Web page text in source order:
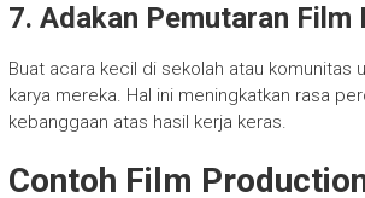
7. Adakan Pemutaran Film
Buat acara kecil di sekolah atau komunitas
karya mereka. Hal ini meningkatkan rasa
kebanggaan atas hasil kerja keras.
Contoh Film